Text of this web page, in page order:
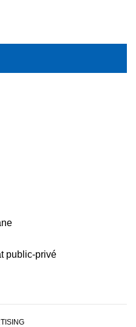
public-privé